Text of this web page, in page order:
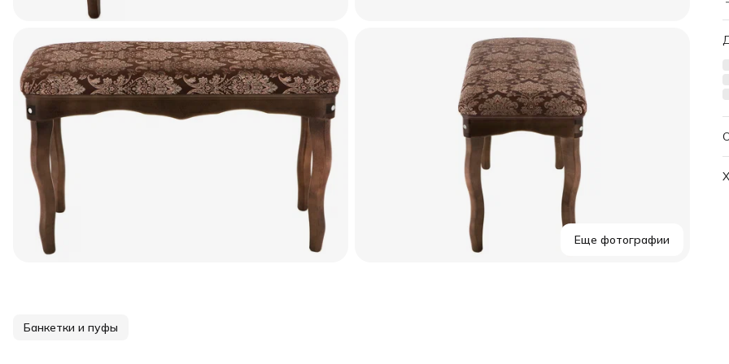
Еще фотографии
Банкетки и пуфы